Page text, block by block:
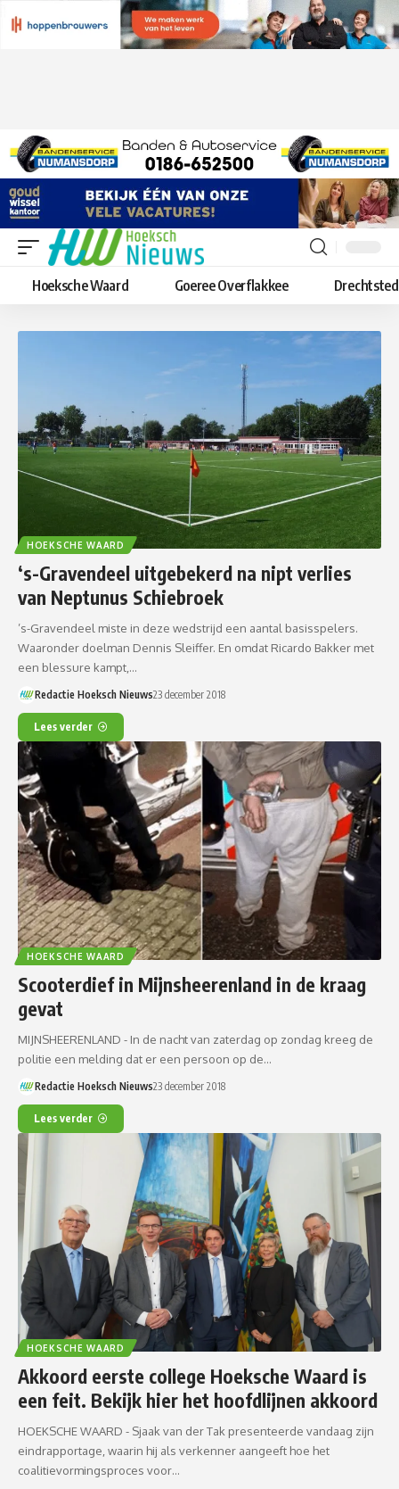
Hoeksche Waard Goeree Overflakkee
HOEKSCHE WAARD
‘s-Gravendeel uitgebekerd na nipt verlies
van Neptunus Schiebroek
’s-Gravendeel miste in deze wedstrijd een aantal basisspelers.
Waaronder doelman Dennis Sleiffer. En omdat Ricardo Bakker met
een blessure kampt,…
Redactie Hoeksch Nieuws23 december 2018
Lees verder
HOEKSCHE WAARD
Scooterdief in Mijnsheerenland in de kraag
gevat
MIJNSHEERENLAND - In de nacht van zaterdag op zondag kreeg de
politie een melding dat er een persoon op de…
Redactie Hoeksch Nieuws23 december 2018
Lees verder
HOEKSCHE WAARD
Akkoord eerste college Hoeksche Waard is
een feit. Bekijk hier het hoofdlijnen akkoord
HOEKSCHE WAARD - Sjaak van der Tak presenteerde vandaag zijn
eindrapportage, waarin hij als verkenner aangeeft hoe het
coalitievormingsproces voor…